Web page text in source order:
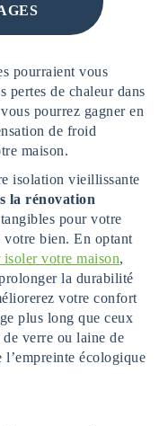
pourraient vous
pertes de chaleur dans
pourrez gagner en
de froid
maison.
isolation vieillissante
la rénovation
pour votre
bien. En optant
votre maison,
la durabilité
votre confort
plus long que ceux
verre ou laine de
écologique